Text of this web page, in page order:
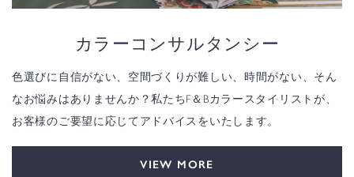
カラーコンサルタンシー
色選びに自信がない、空間づくりが難しい、時間がない、そん
なお悩みはありませんか？私たちF＆Bカラースタイリストが、
お客様のご要望に応じてアドバイスをいたします。
VIEW MORE